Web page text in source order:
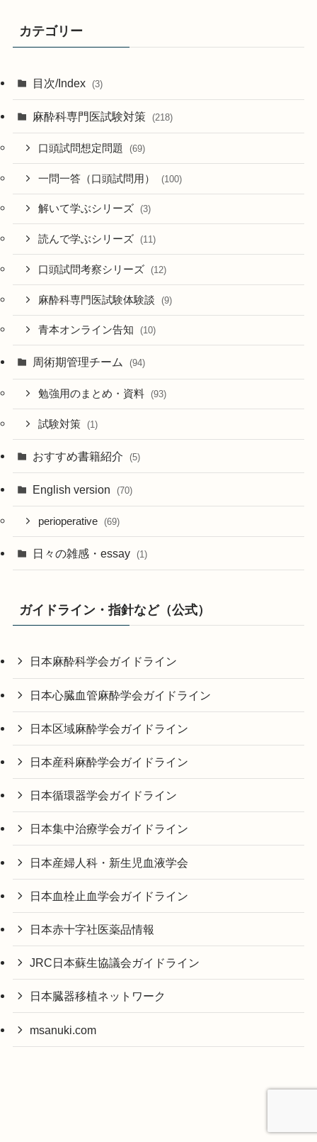
カテゴリー
目次/Index (3)
麻酔科専門医試験対策 (218)
口頭試問想定問題 (69)
一問一答（口頭試問用） (100)
解いて学ぶシリーズ (3)
読んで学ぶシリーズ (11)
口頭試問考察シリーズ (12)
麻酔科専門医試験体験談 (9)
青本オンライン告知 (10)
周術期管理チーム (94)
勉強用のまとめ・資料 (93)
試験対策 (1)
おすすめ書籍紹介 (5)
English version (70)
perioperative (69)
日々の雑感・essay (1)
ガイドライン・指針など（公式）
日本麻酔科学会ガイドライン
日本心臓血管麻酔学会ガイドライン
日本区域麻酔学会ガイドライン
日本産科麻酔学会ガイドライン
日本循環器学会ガイドライン
日本集中治療学会ガイドライン
日本産婦人科・新生児血液学会
日本血栓止血学会ガイドライン
日本赤十字社医薬品情報
JRC日本蘇生協議会ガイドライン
日本臓器移植ネットワーク
msanuki.com